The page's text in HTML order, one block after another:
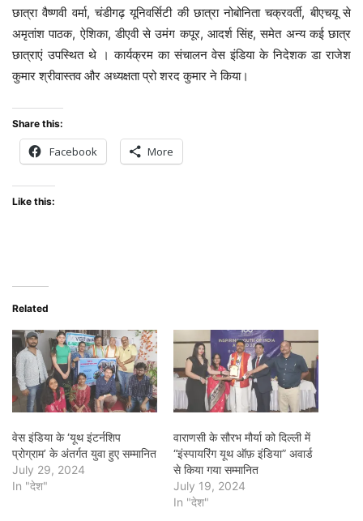
छात्रा वैष्णवी वर्मा, चंडीगढ़ यूनिवर्सिटी की छात्रा नोबोनिता चक्रवर्ती, बीएचयू से
अमृतांश पाठक, ऐशिका, डीएवी से उमंग कपूर, आदर्श सिंह, समेत अन्य कई छात्र
छात्राएं उपस्थित थे । कार्यक्रम का संचालन वेस इंडिया के निदेशक डा राजेश
कुमार श्रीवास्तव और अध्यक्षता प्रो शरद कुमार ने किया।
Share this:
Facebook More
Like this:
Related
वेस इंडिया के ‘यूथ इंटर्नशिप
प्रोग्राम’ के अंतर्गत युवा हुए सम्मानित
July 29, 2024
In "देश"
वाराणसी के सौरभ मौर्या को दिल्ली में
“इंस्पायरिंग यूथ ऑफ़ इंडिया” अवार्ड
से किया गया सम्मानित
July 19, 2024
In "देश"